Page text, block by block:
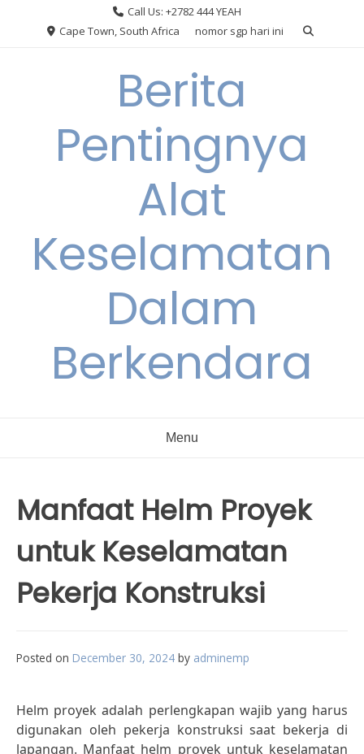
Call Us: +2782 444 YEAH
Cape Town, South Africa
nomor sgp hari ini
Berita
Pentingnya
Alat
Keselamatan
Dalam
Berkendara
Menu
Manfaat Helm Proyek
untuk Keselamatan
Pekerja Konstruksi
Posted on December 30, 2024 by adminemp
Helm proyek adalah perlengkapan wajib yang harus
digunakan oleh pekerja konstruksi saat bekerja di
lapangan. Manfaat helm proyek untuk keselamatan